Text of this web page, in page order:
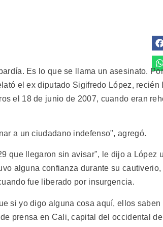
Es lo que se llama un asesinato.
el ex diputado Sigifredo López, recién
el 18 de junio de 2007, cuando eran
a un ciudadano indefenso", agregó.
que llegaron sin avisar", le dijo a López
alguna confianza durante su
fue liberado por insurgencia.
si yo digo alguna cosa aquí, ellos
prensa en Cali, capital del occidental